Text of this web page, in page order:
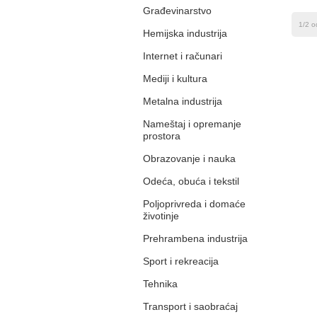
Građevinarstvo
Hemijska industrija
Internet i računari
Mediji i kultura
Metalna industrija
Nameštaj i opremanje
prostora
Obrazovanje i nauka
Odeća, obuća i tekstil
Poljoprivreda i domaće
životinje
Prehrambena industrija
Sport i rekreacija
Tehnika
Transport i saobraćaj
1/2